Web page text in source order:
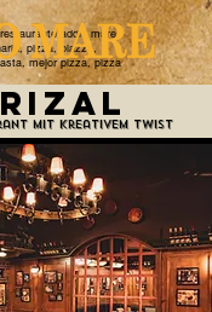
addio mare,
pizza, piazza,
mejor pizza, pizza
mit kreativem Twist